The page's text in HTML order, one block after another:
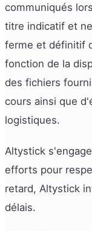
communiqués
titre indicatif et
ferme et définitif
fonction de la
des fichiers
cours ainsi que
logistiques.
Altystick
efforts pour
retard, Altystick
délais.